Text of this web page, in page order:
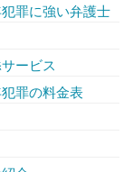
罪に強い弁護士
ービス
罪の料金表